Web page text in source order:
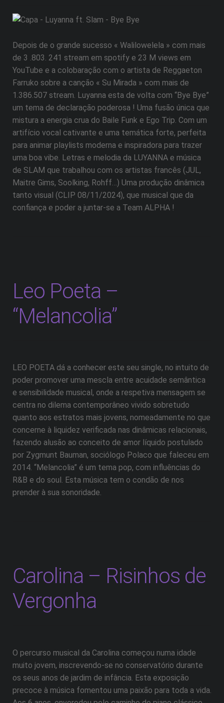
Depois de o grande sucesso « Walilowelela » com mais
de 3 .803. 241 stream em spotify e 23 M views em
YouTube e a colobaração com o artista de Reggaeton
Farruko sobre a canção « Su Mirada » com mais de
1.386.507 stream. Luyanna esta de volta com “Bye Bye”
um tema de declaração poderosa ! Uma fusão única que
mistura a energia crua do Baile Funk e Ego Trip. Com um
artifício vocal cativante e uma temática forte, perfeita
para animar playlists moderna e inspiradora para trazer
uma boa vibe. Letras e melodia da LUYANNA e música
de SLAM que trabalhou com os artistas francês (JUL,
Maitre Gims, Soolking, Rohff…) Uma produção dinâmica
tanto visual (CLIP 08/11/2024), que musical que da
confiança e poder a juntar-se a Team ALPHA !
Leo Poeta –
“Melancolia”
LEO POETA dá a conhecer este seu single, no intuito de
poder promover uma mescla entre acuidade semântica
e sensibilidade musical, onde a respetiva mensagem se
centra no dilema contemporâneo vivido sobretudo
quanto aos estratos mais jovens, nomeadamente no que
concerne à liquidez verificada nas dinâmicas relacionais,
fazendo alusão ao conceito de amor líquido postulado
por Zygmunt Bauman, sociólogo Polaco que faleceu em
2014. “Melancolia” é um tema pop, com influências do
R&B e do soul. Esta música tem o condão de nos
prender à sua sonoridade.
Carolina – Risinhos de
Vergonha
O percurso musical da Carolina começou numa idade
muito jovem, inscrevendo-se no conservatório durante
os seus anos de jardim de infância. Esta exposição
precoce à música fomentou uma paixão para toda a vida.